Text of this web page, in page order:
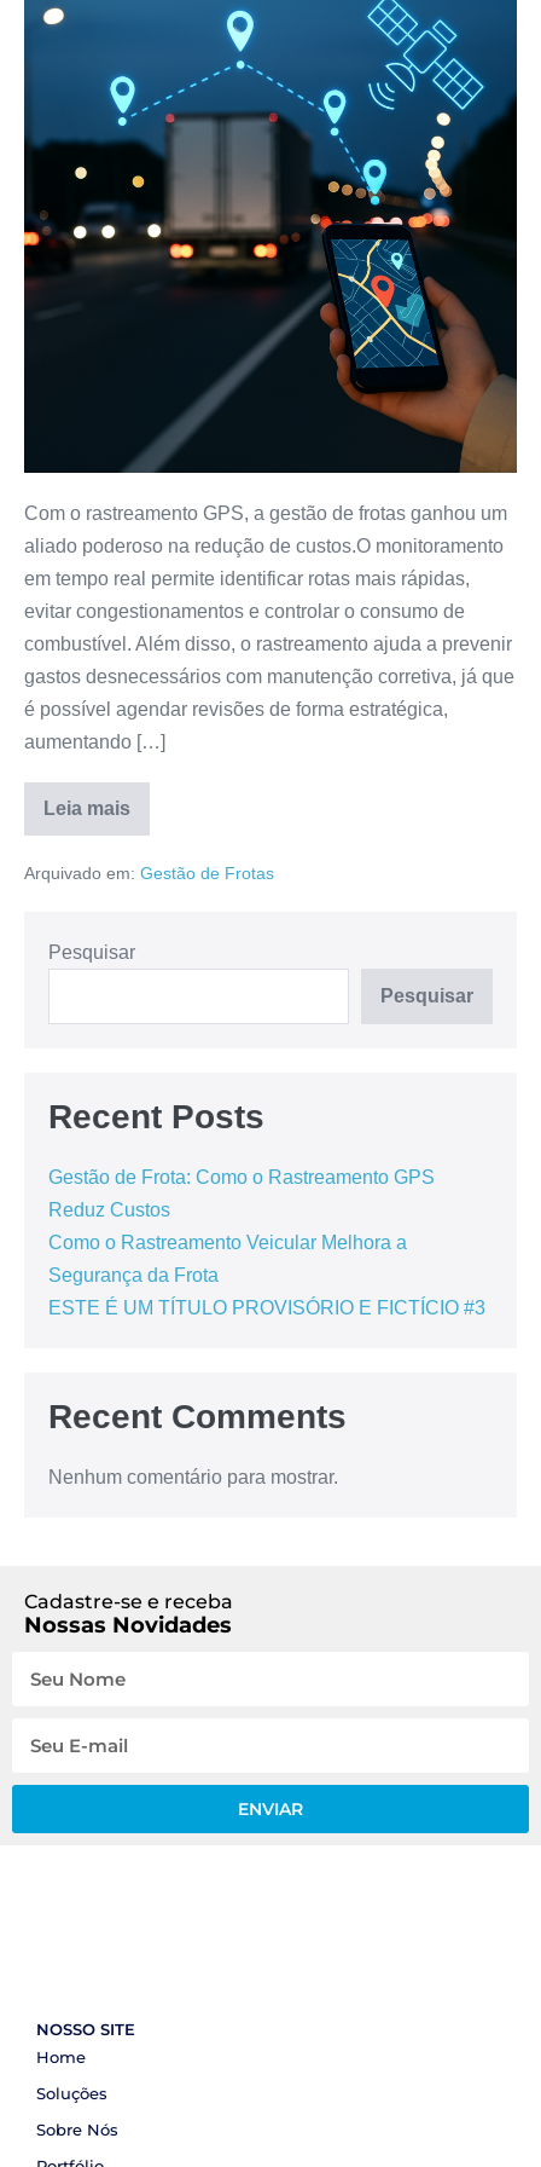
Com o rastreamento GPS, a gestão de frotas ganhou um
aliado poderoso na redução de custos.O monitoramento
em tempo real permite identificar rotas mais rápidas,
evitar congestionamentos e controlar o consumo de
combustível. Além disso, o rastreamento ajuda a prevenir
gastos desnecessários com manutenção corretiva, já que
é possível agendar revisões de forma estratégica,
aumentando […]
Leia mais
Arquivado em: Gestão de Frotas
Pesquisar
Pesquisar
Recent Posts
Gestão de Frota: Como o Rastreamento GPS
Reduz Custos
Como o Rastreamento Veicular Melhora a
Segurança da Frota
ESTE É UM TÍTULO PROVISÓRIO E FICTÍCIO #3
Recent Comments
Nenhum comentário para mostrar.
Cadastre-se e receba
Nossas Novidades
ENVIAR
NOSSO SITE
Home
Soluções
Sobre Nós